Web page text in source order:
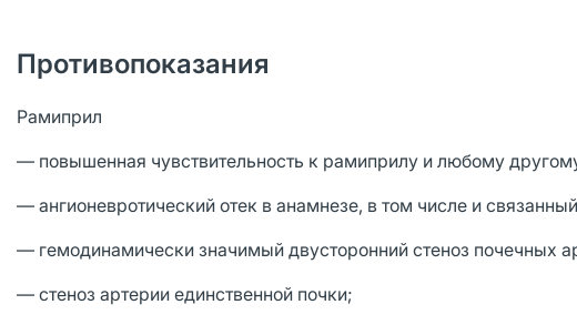
Противопоказания
Рамиприл
— повышенная чувствительность к рамиприлу и любому
— ангионевротический отек в анамнезе, в том числе и
— гемодинамически значимый двусторонний стеноз почечных
— стеноз артерии единственной почки;